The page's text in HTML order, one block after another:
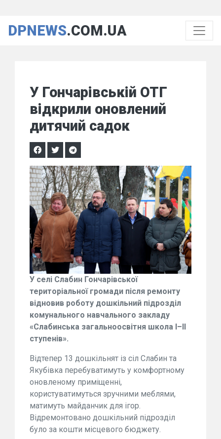
DPNEWS.COM.UA
У Гончарівській ОТГ
відкрили оновлений
дитячий садок
У селі Слабин Гончарівської
територіальної громади після ремонту
відновив роботу дошкільний підрозділ
комунального навчального закладу
«Слабинська загальноосвітня школа І–ІІ
ступенів».
Відтепер 13 дошкільнят із сіл Слабин та
Якубівка перебуватимуть у комфортному
оновленому приміщенні,
користуватимуться зручними меблями,
матимуть майданчик для ігор.
Відремонтовано дошкільний підрозділ
було за кошти місцевого бюджету.